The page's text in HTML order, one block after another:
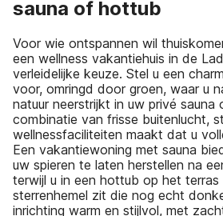
sauna of hottub
Voor wie ontspannen wil
een wellness vakantiehuis in de
verleidelijke keuze. Stel u een
voor, omringd door groen, waar u
natuur neerstrijkt in uw privé sauna
combinatie van frisse buitenlucht,
wellnessfaciliteiten maakt dat u
Een vakantiewoning met sauna
uw spieren te laten herstellen na
terwijl u in een hottub op het terras
sterrenhemel zit die nog echt
inrichting warm en stijlvol, met